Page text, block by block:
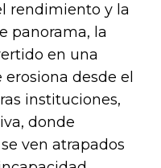
rendimiento y la
panorama, la
en una
desde el
instituciones,
donde
ven atrapados